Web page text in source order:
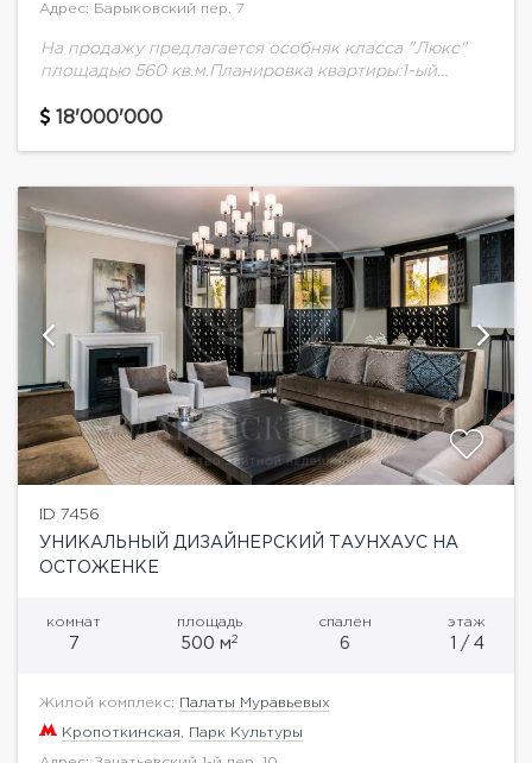
Адрес: Барыковский пер. 7
На продажу предлагается особняк класса "Люкс"
площадью 560 кв.м.Планировка квартиры:1-ый
этажа: спальня с с/у, спальня с гардеробной
18'000'000
ID 7456
УНИКАЛЬНЫЙ ДИЗАЙНЕРСКИЙ ТАУНХАУС НА
ОСТОЖЕНКЕ
комнат
7
площадь
500 м2
спален
6
этаж
1 / 4
Жилой комплекс: Палаты Муравьевых
Кропоткинская Парк Культуры